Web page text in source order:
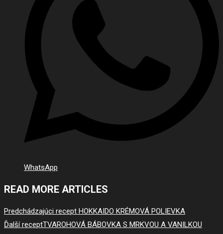
WhatsApp
READ MORE ARTICLES
Predchádzajúci recept HOKKAIDO KRÉMOVÁ POLIEVKA
Ďalší receptTVAROHOVÁ BÁBOVKA S MRKVOU A VANILKOU